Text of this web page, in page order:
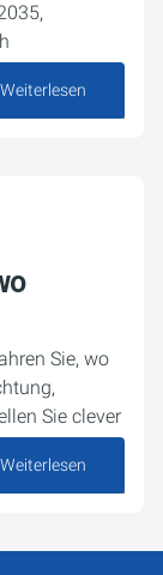
Weiterlesen
Sie, wo
Sie clever
Weiterlesen